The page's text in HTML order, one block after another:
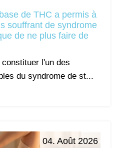
de THC a permis à
souffrant de syndrome
de ne plus faire de
l'un des
du syndrome de st...
04. Août 2026